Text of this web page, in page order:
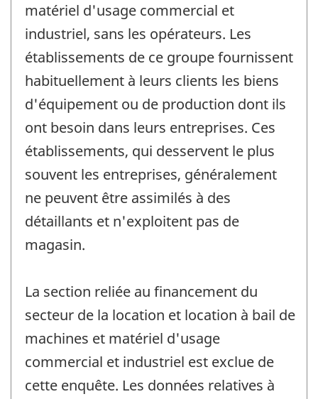
matériel d'usage commercial et
industriel, sans les opérateurs. Les
établissements de ce groupe fournissent
habituellement à leurs clients les biens
d'équipement ou de production dont ils
ont besoin dans leurs entreprises. Ces
établissements, qui desservent le plus
souvent les entreprises, généralement
ne peuvent être assimilés à des
détaillants et n'exploitent pas de
magasin.
La section reliée au financement du
secteur de la location et location à bail de
machines et matériel d'usage
commercial et industriel est exclue de
cette enquête. Les données relatives à